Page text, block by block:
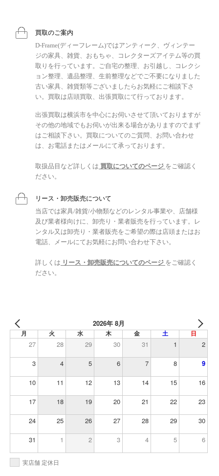
買取のご案内
D-Frame(ディーフレーム)ではアンティーク、ヴィンテー
ジの家具、雑貨、おもちゃ、コレクターズアイテム等の買
取りを行っています。ご自宅の整理、お引越し、コレクシ
ョン整理、遺品整理、生前整理などでご不要になりました
古い家具、雑貨類等ございましたらお気軽にご相談下さ
い。買取は店頭買取、出張買取にて行っております。
出張買取は横浜市を中心にお伺いさせて頂いておりますが
その他の地域でもお伺いが出来る場合がありますのでまず
はご相談下さい。買取についてのご質問、お問い合わせ
は、お電話またはメールにて承っております。
取扱品目など詳しくは 買取についてのページ をご確認く
ださい。
リース・卸売販売について
当店では家具/雑貨/小物類などのレンタル事業や、店舗様
及び業者様向けに、卸売り・業者販売を行っています。レ
ンタル又は卸売り・業者販売をご希望の際は店頭またはお
電話、メールにてお気軽にお問い合わせ下さい。
詳しくは リース・卸売販売についてのページ をご確認く
ださい。
2026年 8月
月 火 水 木 金 土 日
27 28 29 30 31 1 2
3 4 5 6 7 8 9
10 11 12 13 14 15 16
17 18 19 20 21 22 23
24 25 26 27 28 29 30
31 1 2 3 4 5 6
実店舗 定休日